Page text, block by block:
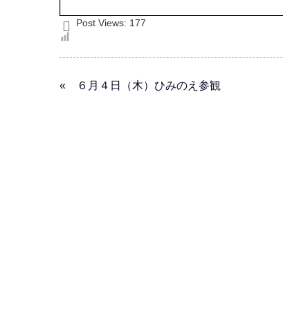
Post Views: 177
« ６月４日（木）ひみのえ参観